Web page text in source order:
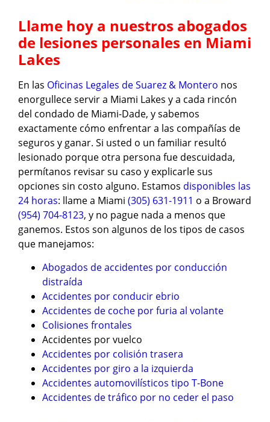
Llame hoy a nuestros abogados
de lesiones personales en Miami
Lakes
En las Oficinas Legales de Suarez & Montero nos
enorgullece servir a Miami Lakes y a cada rincón
del condado de Miami-Dade, y sabemos
exactamente cómo enfrentar a las compañías de
seguros y ganar. Si usted o un familiar resultó
lesionado porque otra persona fue descuidada,
permítanos revisar su caso y explicarle sus
opciones sin costo alguno. Estamos disponibles las
24 horas: llame a Miami (305) 631-1911 o a Broward
(954) 704-8123, y no pague nada a menos que
ganemos. Estos son algunos de los tipos de casos
que manejamos:
Abogados de accidentes por conducción
distraída
Accidentes por conducir ebrio
Accidentes de coche por furia al volante
Colisiones frontales
Accidentes por vuelco
Accidentes por colisión trasera
Accidentes por giro a la izquierda
Accidentes automovilísticos tipo T-Bone
Accidentes de tráfico por no ceder el paso